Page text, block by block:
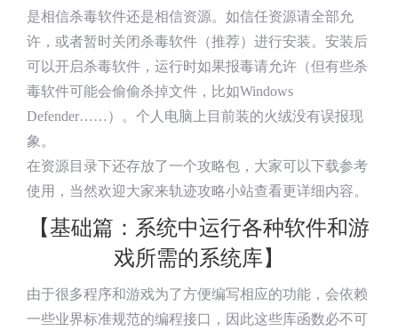
是相信杀毒软件还是相信资源。如信任资源请全部允
许，或者暂时关闭杀毒软件（推荐）进行安装。安装后
可以开启杀毒软件，运行时如果报毒请允许（但有些杀
毒软件可能会偷偷杀掉文件，比如Windows
Defender……）。个人电脑上目前装的火绒没有误报现
象。
在资源目录下还存放了一个攻略包，大家可以下载参考
使用，当然欢迎大家来轨迹攻略小站查看更详细内容。
【基础篇：系统中运行各种软件和游
戏所需的系统库】
由于很多程序和游戏为了方便编写相应的功能，会依赖
一些业界标准规范的编程接口，因此这些库函数必不可